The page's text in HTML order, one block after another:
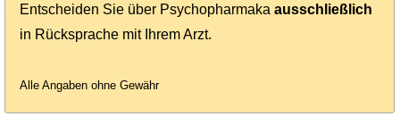
Entscheiden Sie über Psycho­pharmaka ausschließlich
in Rücksprache mit Ihrem Arzt.
Alle Angaben ohne Gewähr